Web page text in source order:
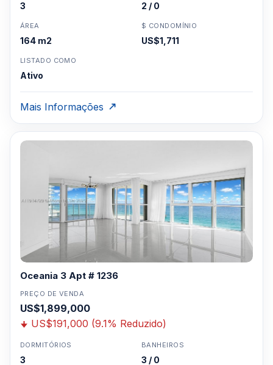
3 2 / 0
ÁREA
164 m2
$ CONDOMÍNIO
US$1,711
LISTADO COMO
Ativo
Mais Informações
Oceania 3 Apt # 1236
PREÇO DE VENDA
US$1,899,000
US$191,000 (9.1% Reduzido)
DORMITÓRIOS
3
BANHEIROS
3 / 0